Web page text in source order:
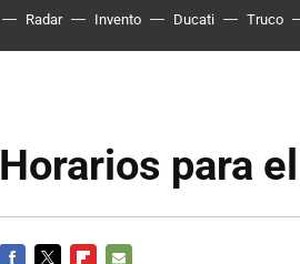
Radar Invento Ducati Truco
Horarios para